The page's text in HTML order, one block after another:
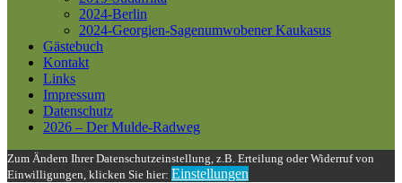
2024-Berlin
2024-Georgien-Sagenumwobener Kaukasus
Gästebuch
Kontakt
Links
Impressum
Datenschutz
2026 – Der Mulde-Radweg
Zum Ändern Ihrer Datenschutzeinstellung, z.B. Erteilung oder Widerruf von
Einwilligungen, klicken Sie hier: Einstellungen